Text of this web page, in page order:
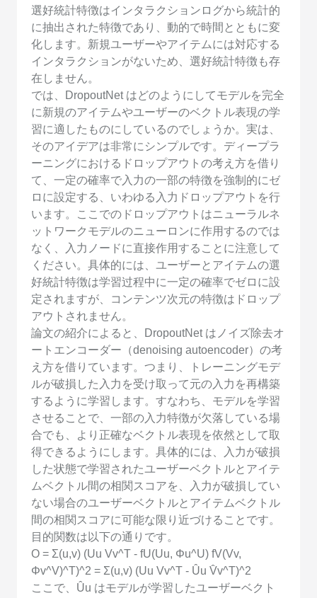
選好統計特徴はインタラクションログから統計的
に抽出された特徴であり、動的で時間とともに変
化します。新規ユーザーやアイテムには対応する
インタラクションがないため、選好統計特徴も存
在しません。
では、DropoutNet はどのようにしてモデルを完全
に新規のアイテムやユーザーのベクトル表現の学
習に適したものにしているのでしょうか。実は、
そのアイデアは非常にシンプルです。ディープラ
ーニングにおけるドロップアウトの考え方を借り
て、一定の確率で入力の一部の特徴を強制的にゼ
ロに設定する、いわゆる入力ドロップアウトを行
います。ここでのドロップアウトはニューラルネ
ットワークモデルのニューロンに作用するのでは
なく、入力ノードに直接作用することに注意して
ください。具体的には、ユーザーとアイテムの選
好統計特徴は学習过程中に一定の確率でゼロに設
定されますが、コンテンツ次元の特徴はドロップ
アウトされません。
論文の紹介によると、DropoutNet はノイズ除去オ
ートエンコーダー（denoising autoencoder）の考
え方を借りています。つまり、トレーニングモデ
ルが破損した入力を受け取って元の入力を再構築
するように学習します。すなわち、モデルを学習
させることで、一部の入力特徴が欠落している場
合でも、より正確なベクトル表現を依然として取
得できるようにします。具体的には、入力が破損
した状態で学習されたユーザーベクトルとアイテ
ムベクトル間の相関スコアを、入力が破損してい
ない場合のユーザーベクトルとアイテムベクトル
間の相関スコアに可能な限り近づけることです。
目的関数は以下の通りです。
O = Σ(u,v) (Uu Vv^T - fU(Uu, Φu^U) fV(Vv,
Φv^V)^T)^2 = Σ(u,v) (Uu Vv^T - Ûu V̂v^T)^2
ここで、Ûu はモデルが学習したユーザーベクト